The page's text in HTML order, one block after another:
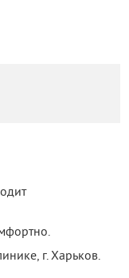
г. Харьков.